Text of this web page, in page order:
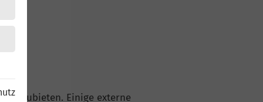
anzubieten. Einige externe